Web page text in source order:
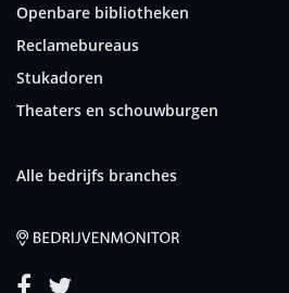
Openbare bibliotheken
Reclamebureaus
Stukadoren
Theaters en schouwburgen
Alle bedrijfs branches